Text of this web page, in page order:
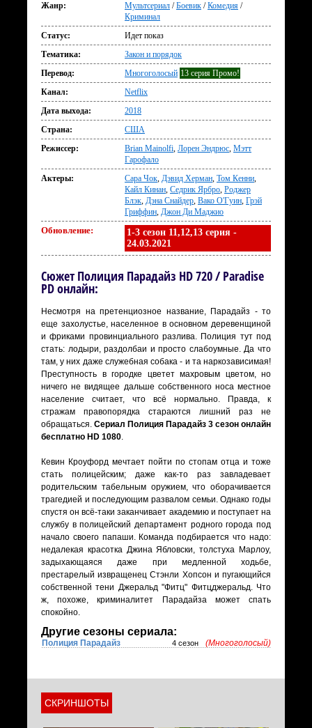
Жанр: Мультсериал /Боевик /Комедия /
Криминал
Статус:
Идет показ
Тематика:
Закон и порядок
Перевод:
Многоголосый 13 серия Промо!
Канал:
Netflix
Дата выхода:
2018
Страна:
США
Режиссер:
Brian Mainolfi, Лорен Эндрюс, Мэтт
Гарофало
Актеры:
Сара Чок, Дэвид Херман, Том Кенни,
Кайл Кинан, Седрик Ярбро, Роджер
Блэк, Дэна Снайдер, Вако О'Гуин, Грэй
Гриффин, Джон Ди Маджио
Обновление:
1-3 сезон 11,12,13 серия -
24.03.2021
Сюжет Полиция Парадайз HD 720 / Paradise
PD онлайн:
Несмотря на претенциозное название, Парадайз - то
еще захолустье, населенное в основном деревенщиной
и фриками провинциального разлива. Полиция тут под
стать: лодыри, раздолбаи и просто слабоумные. Да что
там, у них даже служебная собака - и та наркозависимая!
Преступность в городке цветет махровым цветом, но
ничего не видящее дальше собственного носа местное
население считает, что всё нормально. Правда, к
стражам правопорядка стараются лишний раз не
обращаться. Сериал Полиция Парадайз 3 сезон онлайн
бесплатно HD 1080.
Кевин Кроуфорд мечтает пойти по стопам отца и тоже
стать полицейским; даже как-то раз завладевает
родительским табельным оружием, что оборачивается
трагедией и последующим развалом семьи. Однако годы
спустя он всё-таки заканчивает академию и поступает на
службу в полицейский департамент родного города под
начало своего папаши. Команда подбирается что надо:
недалекая красотка Джина Ябловски, толстуха Марлоу,
задыхающаяся даже при медленной ходьбе,
престарелый извращенец Стэнли Хопсон и пугающийся
собственной тени Джеральд "Фитц" Фитцджеральд. Что
ж, похоже, криминалитет Парадайза может спать
спокойно.
Другие сезоны сериала:
Полиция Парадайз 4 сезон (Многоголосый)
СКРИНШОТЫ